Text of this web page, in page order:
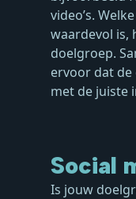
video’s.
waardevol is,
doelgroep.
ervoor dat
met de juiste
Social
Is jouw